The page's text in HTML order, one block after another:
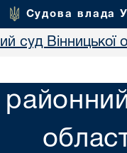
Судова влада
суд Вінницької